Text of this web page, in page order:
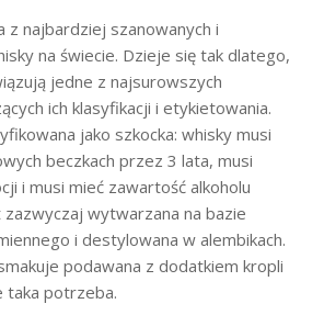
z najbardziej szanowanych i
na świecie. Dzieje się tak dlatego,
jedne z najsurowszych
ich klasyfikacji i etykietowania.
jako szkocka: whisky musi
beczkach przez 3 lata, musi
i musi mieć zawartość alkoholu
zazwyczaj wytwarzana na bazie
i destylowana w alembikach.
podawana z dodatkiem kropli
taka potrzeba.